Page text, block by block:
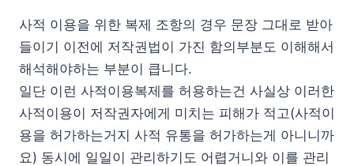
사적 이용을 위한 복제 조항의 경우 문장 그대로 받아
들이기 이전에 저작권법이 가진 함의부분도 이해해서
해석해야하는 부분이 큽니다.
일단 이런 사적이용복제를 허용하는건 사실상 이러한
사적이용이 저작권자에게 미치는 피해가 적고(사적이
용을 허가하는거지 사적 유통을 허가하는게 아니니까
요) 동시에 일일이 관리하기도 어렵거니와 이를 관리